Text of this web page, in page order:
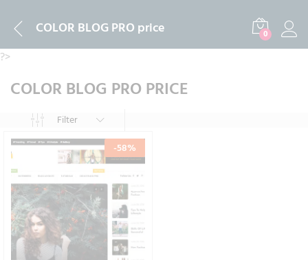
COLOR BLOG PRO price 0
?>
COLOR BLOG PRO PRICE
Filter
-58%